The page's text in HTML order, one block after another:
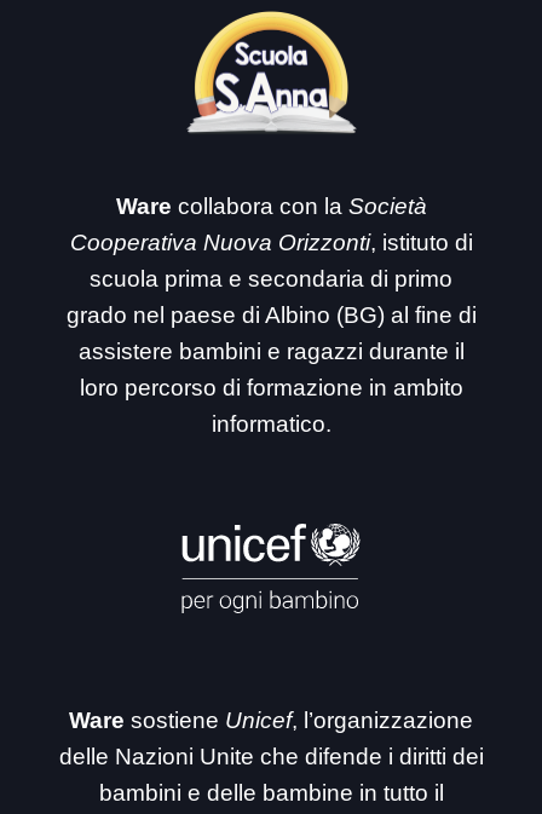
Ware collabora con la Società
Cooperativa Nuova Orizzonti, istituto di
scuola prima e secondaria di primo
grado nel paese di Albino (BG) al fine di
assistere bambini e ragazzi durante il
loro percorso di formazione in ambito
informatico.
Ware sostiene Unicef, l’organizzazione
delle Nazioni Unite che difende i diritti dei
bambini e delle bambine in tutto il